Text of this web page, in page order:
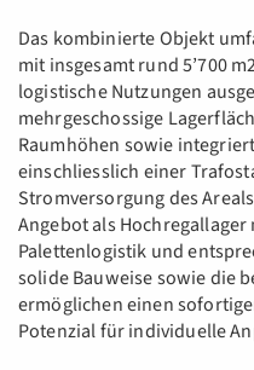
Das kombinierte Objekt
mit insgesamt rund 5’700
logistische Nutzungen
mehrgeschossige
Raumhöhen sowie
einschliesslich einer
Stromversorgung des
Angebot als
Palettenlogistik und
solide Bauweise sowie die
ermöglichen einen
Potenzial für individuelle